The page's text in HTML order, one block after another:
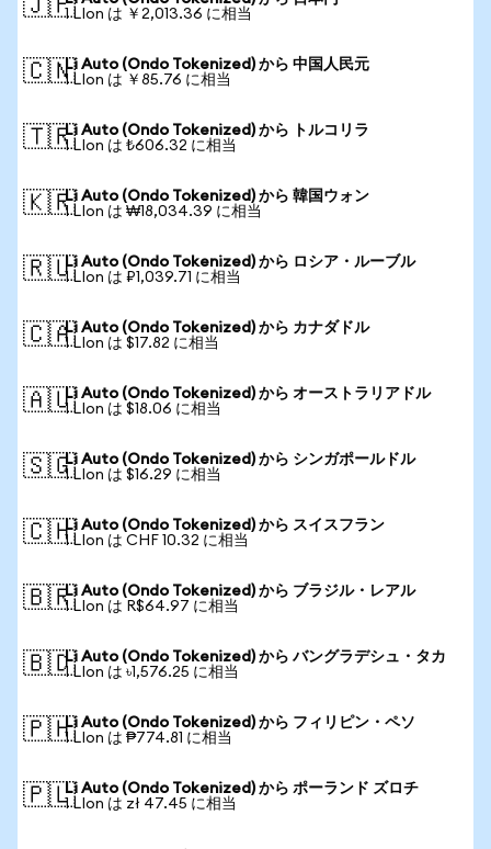
🇯🇵1 LIon は ￥2,013.36 に相当
🇨🇳Li Auto (Ondo Tokenized) から 中国人民元
1 LIon は ￥85.76 に相当
🇹🇷Li Auto (Ondo Tokenized) から トルコリラ
1 LIon は ₺606.32 に相当
🇰🇷Li Auto (Ondo Tokenized) から 韓国ウォン
1 LIon は ₩18,034.39 に相当
🇷🇺Li Auto (Ondo Tokenized) から ロシア・ルーブル
1 LIon は ₽1,039.71 に相当
🇨🇦Li Auto (Ondo Tokenized) から カナダドル
1 LIon は $17.82 に相当
🇦🇺Li Auto (Ondo Tokenized) から オーストラリアドル
1 LIon は $18.06 に相当
🇸🇬Li Auto (Ondo Tokenized) から シンガポールドル
1 LIon は $16.29 に相当
🇨🇭Li Auto (Ondo Tokenized) から スイスフラン
1 LIon は CHF 10.32 に相当
🇧🇷Li Auto (Ondo Tokenized) から ブラジル・レアル
1 LIon は R$64.97 に相当
🇧🇩Li Auto (Ondo Tokenized) から バングラデシュ・タカ
1 LIon は ৳1,576.25 に相当
🇵🇭Li Auto (Ondo Tokenized) から フィリピン・ペソ
1 LIon は ₱774.81 に相当
🇵🇱Li Auto (Ondo Tokenized) から ポーランド ズロチ
1 LIon は zł 47.45 に相当